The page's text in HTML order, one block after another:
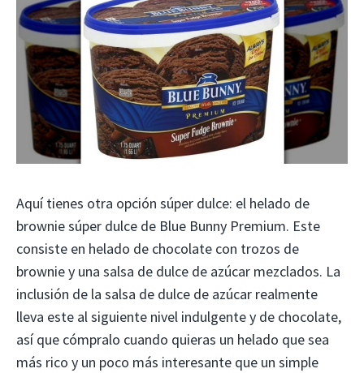
Aquí tienes otra opción súper dulce: el helado de
brownie súper dulce de Blue Bunny Premium. Este
consiste en helado de chocolate con trozos de
brownie y una salsa de dulce de azúcar mezclados. La
inclusión de la salsa de dulce de azúcar realmente
lleva este al siguiente nivel indulgente y de chocolate,
así que cómpralo cuando quieras un helado que sea
más rico y un poco más interesante que un simple